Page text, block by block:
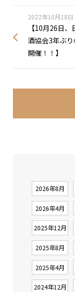
2022年10月18日
【10月26日
酒協会3年ぶ
開催！！】
2026年8月
2026年4月
2025年12月
2025年8月
2025年4月
2024年12月